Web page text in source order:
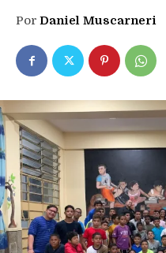
Por Daniel Muscarneri